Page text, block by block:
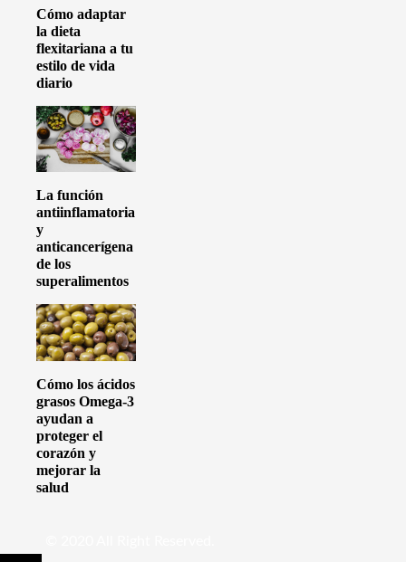
Cómo adaptar
la dieta
flexitariana a tu
estilo de vida
diario
La función
antiinflamatoria
y
anticancerígena
de los
superalimentos
Cómo los ácidos
grasos Omega-3
ayudan a
proteger el
corazón y
mejorar la
salud